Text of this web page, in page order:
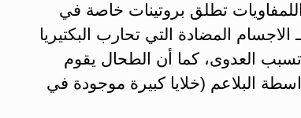
تطلق بروتينات خاصة في
الاجسام المضادة التي تحارب البكتيريا
العدوى، كما أن الطحال يقوم
البلاعم (خلايا كبيرة موجودة في